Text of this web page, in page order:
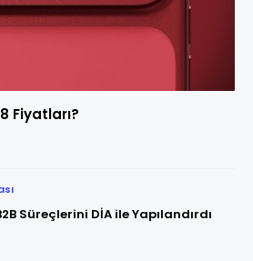
Fiyatları?
Süreçlerini DİA ile Yapılandırdı